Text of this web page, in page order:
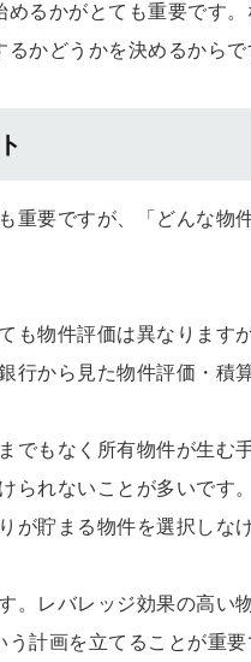
るかがとても重要です
かどうかを決めるからで
重要ですが、「どんな物
も物件評価は異なります
行から見た物件評価・積
でもなく所有物件が生む
られないことが多いです
が貯まる物件を選択しな
。レバレッジ効果の高い
計画を立てることが重要